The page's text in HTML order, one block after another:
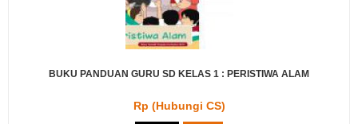
BUKU PANDUAN GURU SD KELAS 1 : PERISTIWA ALAM
Rp (Hubungi CS)